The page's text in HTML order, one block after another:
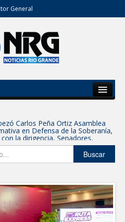
General
Estado
Opinión
Carlos Peña Ortiz Asamblea
en Defensa de la Soberanía,
la dirigencia, Senadores,
y Consejeros de MORENA
participa en Jornada
de Reforestación; se plantarán
GOBIERNO DE CARMEN LILIA
A JORNADA NACIONAL
refrenda su fuerza morenista:
de 5 mil personas se suman a
Buscar